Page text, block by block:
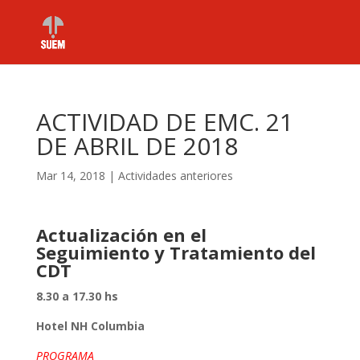
ACTIVIDAD DE EMC. 21
DE ABRIL DE 2018
Mar 14, 2018 | Actividades anteriores
Actualización en el
Seguimiento y Tratamiento del
CDT
8.30 a 17.30 hs
Hotel NH Columbia
PROGRAMA